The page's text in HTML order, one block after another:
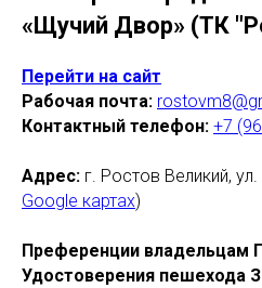
«Щучий Двор» (ТК
Перейти на сайт
Рабочая почта:
Контактный телефон: +7
Адрес: г. Ростов Великий,
Google картах)
Преференции владельцам
Удостоверения пешехода